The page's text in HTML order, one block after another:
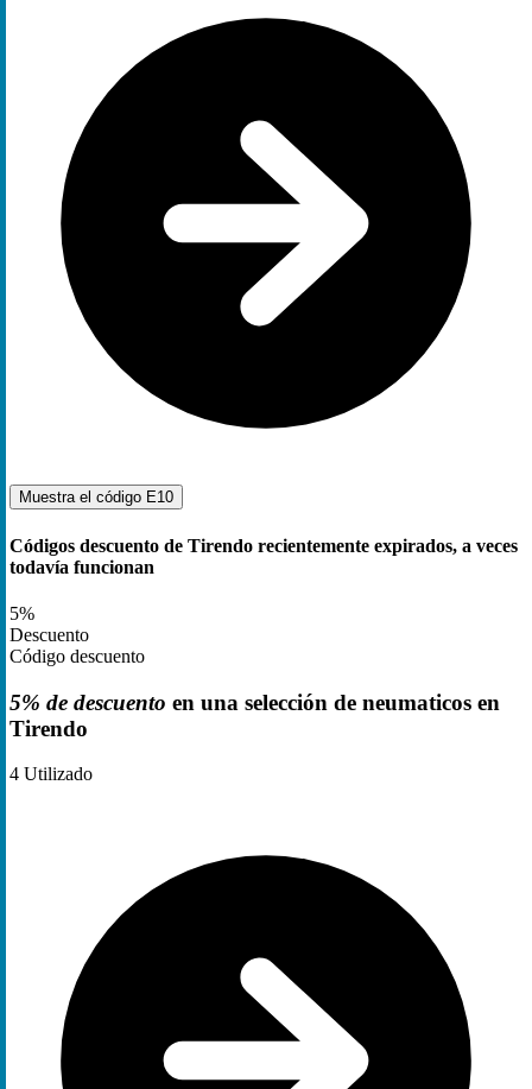
Muestra el código E10
Códigos descuento de Tirendo recientemente expirados, a veces
todavía funcionan
5%
Descuento
Código descuento
5% de descuento en una selección de neumaticos en
Tirendo
4 Utilizado